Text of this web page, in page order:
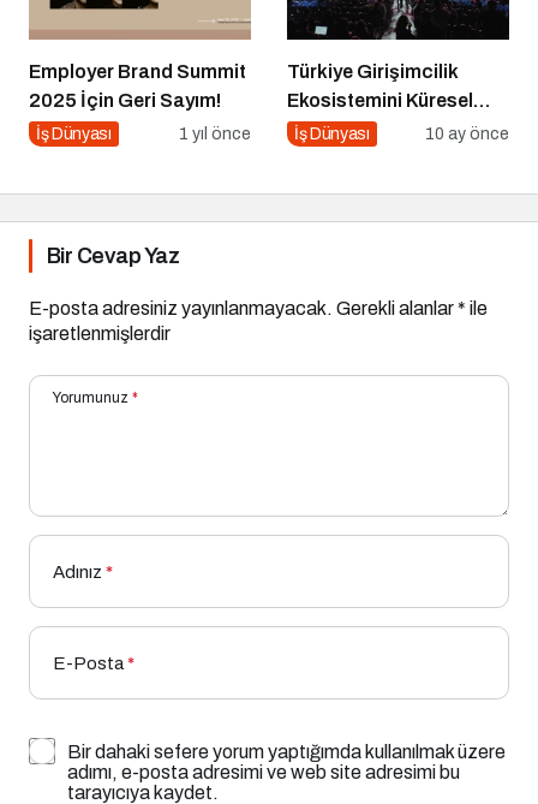
Employer Brand Summit
2025 İçin Geri Sayım!
İş Dünyası 1 yıl önce
Türkiye Girişimcilik
Ekosistemini Küresel
Sahneye Taşıyan
İş Dünyası 10 ay önce
Bir Cevap Yaz
E-posta adresiniz yayınlanmayacak. Gerekli alanlar* ile
işaretlenmişlerdir
Yorumunuz *
Adınız *
E-Posta*
Bir dahaki sefere yorum yaptığımda kullanılmak üzere
adımı, e-posta adresimi ve web site adresimi bu
tarayıcıya kaydet.